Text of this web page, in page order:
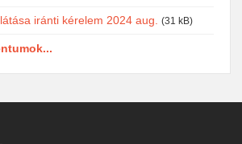
iránti kérelem 2024 aug. (31 kB)